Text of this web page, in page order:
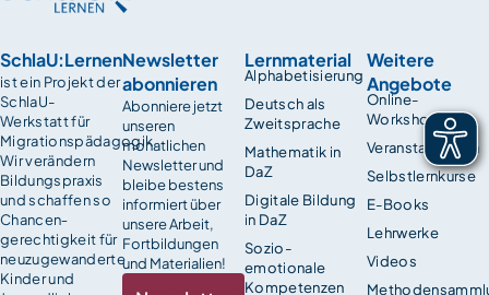
SchlaU:Lernen
ist ein Projekt der
SchlaU-
Werkstatt für
Migrationspädagogik.
Wir verändern
Bildungspraxis
und schaffen so
Chancen­
gerechtigkeit für
neuzugewanderte
Kinder und
Lernmaterial
Alphabetisierung
Deutsch als
Zweitsprache
Mathematik in
DaZ
Digitale Bildung
in DaZ
Sozio-
emotionale
Kompetenzen
Weitere
Angebote
Online-
Workshops
Veranstaltungen
Selbstlernkurse
E-Books
Lehrwerke
Videos
Newsletter
abonnieren
Abonniere jetzt
unseren
monatlichen
Newsletter und
bleibe bestens
informiert über
unsere Arbeit,
Fortbildungen
und Materialien!